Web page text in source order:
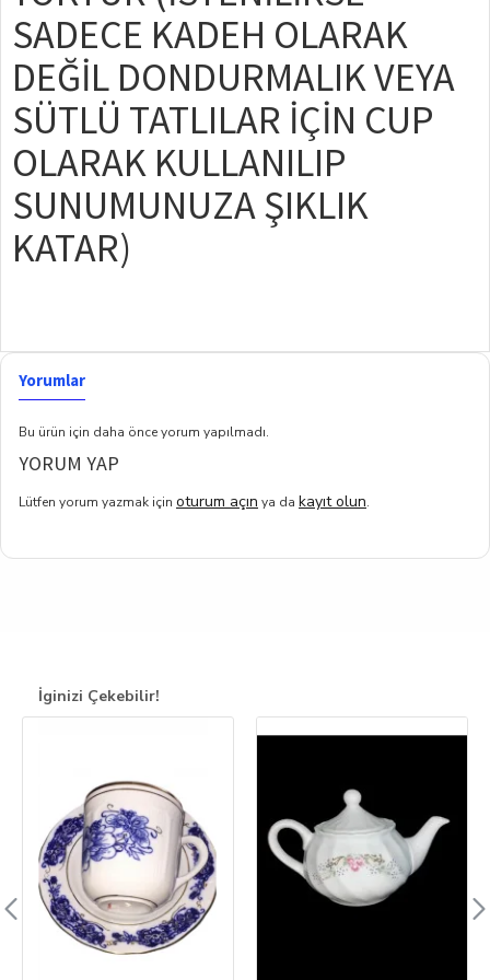
SADECE KADEH OLARAK
DEĞİL DONDURMALIK VEYA
SÜTLÜ TATLILAR İÇİN CUP
OLARAK KULLANILIP
SUNUMUNUZA ŞIKLIK
KATAR)
Yorumlar
Bu ürün için daha önce yorum yapılmadı.
YORUM YAP
Lütfen yorum yazmak için oturum açın ya da kayıt olun.
İginizi Çekebilir!